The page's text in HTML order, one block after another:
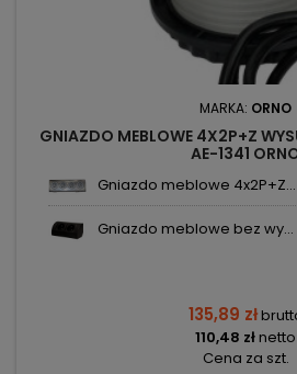
MARKA: ORNO
GNIAZDO MEBLOWE 4X2P+Z
AE-1341
Gniazdo meblowe 4x2P+Z...
Gniazdo meblowe bez wy...
135,89 zł
110,48 złnetto
Cena za szt.